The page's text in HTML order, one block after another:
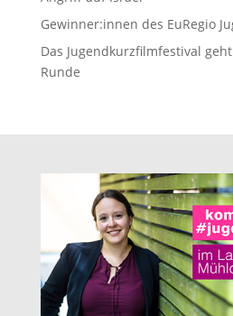
Gewinner:innen des EuRegio
Das Jugendkurzfilmfestival
Runde